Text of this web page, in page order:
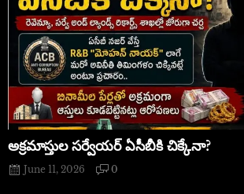
అక్రమాస్తుల సర్వేయర్ ఏసీబీకి చిక్కేనా?
June 11, 2026 0